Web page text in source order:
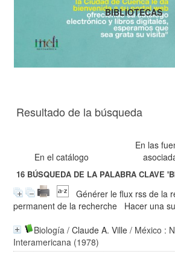
Resultado de la búsqueda
En el catálogo
En las
16 BÚSQUEDA DE LA PALABRA CLAVE
Générer le flux rss de la
permanent de la recherche
Hacer una
Biología /Claude A. Ville / México :
Interamericana (1978)
BIBLIOTECAS